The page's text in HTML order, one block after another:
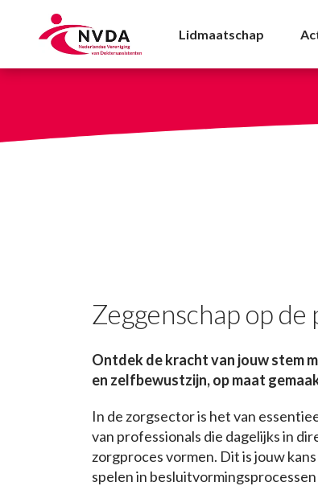
Zeggenschap op de
Lidmaatschap
Zeggenschap op de
Ontdek de kracht van jouw stem
en zelfbewustzijn, op maat
In de zorgsector is het van
van professionals die dagelijks in
zorgproces vormen. Dit is jouw
spelen in